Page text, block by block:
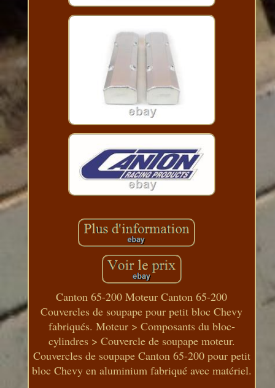
Canton 65-200 Moteur Canton 65-200
Couvercles de soupape pour petit bloc Chevy
fabriqués. Moteur > Composants du bloc-
cylindres > Couvercle de soupape moteur.
Couvercles de soupape Canton 65-200 pour petit
bloc Chevy en aluminium fabriqué avec matériel.